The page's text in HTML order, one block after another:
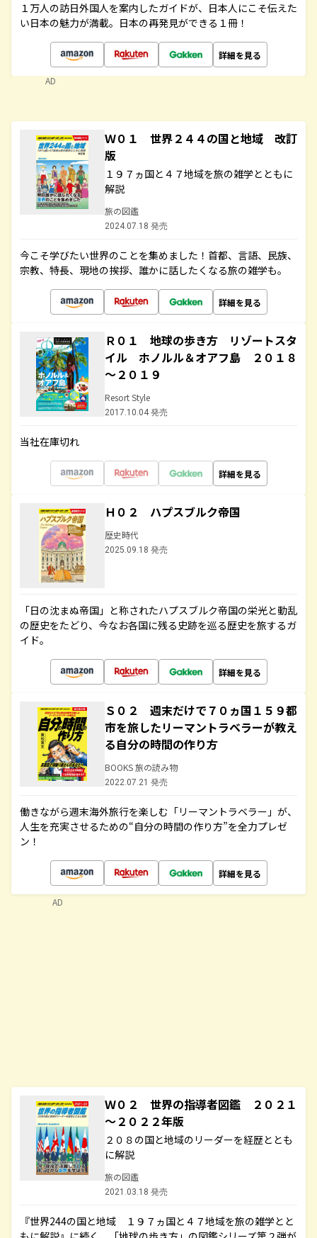
１万人の訪日外国人を案内したガイドが、日本人にこそ伝えた
い日本の魅力が満載。日本の再発見ができる１冊！
詳細を見る
AD
Ｗ０１ 世界２４４の国と地域 改訂
版
１９７ヵ国と４７地域を旅の雑学とともに
解説
旅の図鑑
2024.07.18 発売
今こそ学びたい世界のことを集めました！首都、言語、民族、
宗教、特長、現地の挨拶、誰かに話したくなる旅の雑学も。
詳細を見る
Ｒ０１ 地球の歩き方 リゾートスタ
イル ホノルル＆オアフ島 ２０１８
～２０１９
Resort Style
2017.10.04 発売
当社在庫切れ
詳細を見る
Ｈ０２ ハプスブルク帝国
歴史時代
2025.09.18 発売
「日の沈まぬ帝国」と称されたハプスブルク帝国の栄光と動乱
の歴史をたどり、今なお各国に残る史跡を巡る歴史を旅するガ
イド。
詳細を見る
Ｓ０２ 週末だけで７０ヵ国１５９都
市を旅したリーマントラベラーが教え
る自分の時間の作り方
BOOKS 旅の読み物
2022.07.21 発売
働きながら週末海外旅行を楽しむ「リーマントラベラー」が、
人生を充実させるための“自分の時間の作り方”を全力プレゼ
ン！
詳細を見る
Ｗ０２ 世界の指導者図鑑 ２０２１
～２０２２年版
２０８の国と地域のリーダーを経歴ととも
に解説
旅の図鑑
2021.03.18 発売
『世界244の国と地域 １９７ヵ国と４７地域を旅の雑学とと
AD